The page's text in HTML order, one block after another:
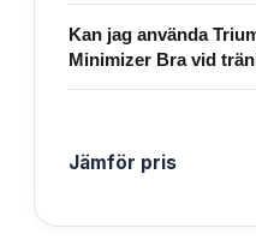
Kan jag använda
Minimizer Bra vid
Jämför pris